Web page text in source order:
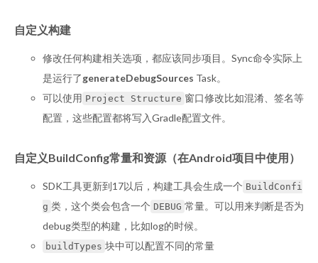
自定义构建
修改任何构建相关选项，都应该同步项目。Sync命令实际上
是运行了generateDebugSources Task。
可以使用 Project Structure 窗口修改比如混淆、签名等
配置，这些配置都将写入Gradle配置文件。
自定义BuildConfig常量和资源（在Android项目中使用）
SDK工具更新到17以后，构建工具会生成一个 BuildConfi
g 类，这个类会包含一个 DEBUG 常量。可以用来判断是否为
debug类型的构建，比如log的时候。
buildTypes 块中可以配置不同的常量